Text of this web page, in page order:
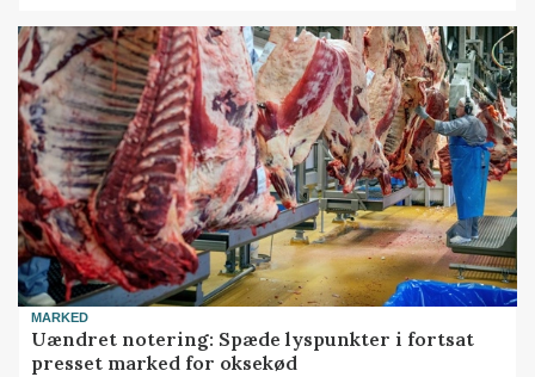
MARKED
Uændret notering: Spæde lyspunkter i fortsat
presset marked for oksekød